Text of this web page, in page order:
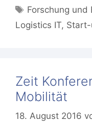
Schlagwörter
Forschung und
Logistics IT,
Zeit
Mobilität
18. August 2016